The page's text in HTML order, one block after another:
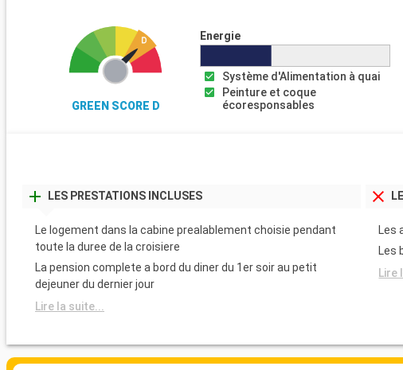
GREEN SCORE D
Energie
Système d'Alimentation à quai
Peinture et coque
écoresponsables
LES PRESTATIONS INCLUSES
Le logement dans la cabine prealablement choisie pendant
toute la duree de la croisiere
La pension complete a bord du diner du 1er soir au petit
dejeuner du dernier jour
Lire la suite...
Les
Les
Lire